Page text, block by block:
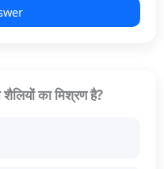
का मिश्रण है?